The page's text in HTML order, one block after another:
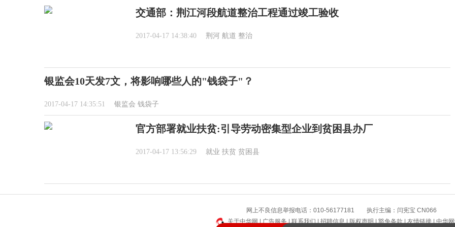
交通部：荆江河段航道整治工程通过竣工验收
2017-04-17 14:38:40 荆河 航道 整治
银监会10天发7文，将影响哪些人的"钱袋子"？
2017-04-17 14:35:51 银监会 钱袋子
官方部署就业扶贫:引导劳动密集型企业到贫困县办厂
2017-04-17 13:56:29 就业 扶贫 贫困县
网上不良信息举报电话：010-56177181 执行主编：闫宪宝 CN066
关于中华网|广告服务|联系我们|招聘信息|版权声明|豁免条款|友情链接|中华
自然资源部将浙江海洋灾害应急响应升级
水利部：全国13条河流仍维持超警